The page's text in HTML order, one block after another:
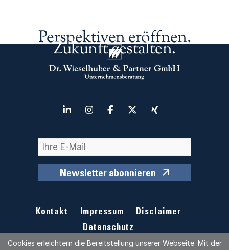
Newsletter abonnieren
Kontakt Impressum
Disclaimer
Datenschutz
Perspektiven eröffnen.
Zukunft gestalten.
Cookies erleichtern die Bereitstellung unserer Webseite. Mit der